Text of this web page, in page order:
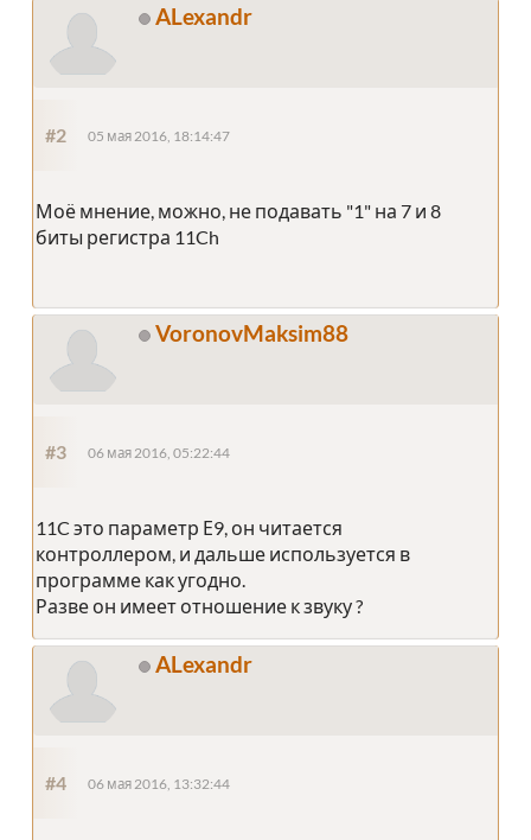
ALexandr
#2 05 мая 2016, 18:14:47
Моё мнение, можно, не подавать "1" на 7 и 8
биты регистра 11Ch
VoronovMaksim88
#3 06 мая 2016, 05:22:44
11C это параметр Е9, он читается
контроллером, и дальше используется в
программе как угодно.
Разве он имеет отношение к звуку ?
ALexandr
#4 06 мая 2016, 13:32:44